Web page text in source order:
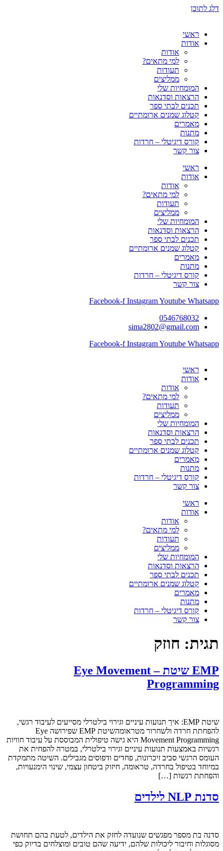
דלג לתוכן
ראשי
אודות
אודות
למי מתאים?
תעודות
ממליצים
המומחיות שלי
הרצאות וסדנאות
תכנים לבתי ספר
קטלוג שמנים ארומתיים
מאמרים
מתנות
קורס דיגיטלי – חרדות
צור קשר
ראשי
אודות
אודות
למי מתאים?
תעודות
ממליצים
המומחיות שלי
הרצאות וסדנאות
תכנים לבתי ספר
קטלוג שמנים ארומתיים
מאמרים
מתנות
קורס דיגיטלי – חרדות
צור קשר
Facebook-f InstagramYoutube Whatsapp
0546768032
sima2802@gmail.com
Facebook-f InstagramYoutube Whatsapp
ראשי
אודות
אודות
למי מתאים?
תעודות
ממליצים
המומחיות שלי
הרצאות וסדנאות
תכנים לבתי ספר
קטלוג שמנים ארומתיים
מאמרים
מתנות
קורס דיגיטלי – חרדות
צור קשר
ראשי
אודות
אודות
למי מתאים?
תעודות
ממליצים
המומחיות שלי
הרצאות וסדנאות
תכנים לבתי ספר
קטלוג שמנים ארומתיים
מאמרים
מתנות
קורס דיגיטלי – חרדות
צור קשר
תגית: חוזק
EMP שיטת – Eye Movement
Programming
שיטת EMP: איך תנועות עיניים וגירוי בילטרלי מסייעים לעיבוד רגשי,
להפחתת חרדה ולשחרור מטראומהשיטת EMP שפירושה Eye
Movement Programming היא גישה טיפולית המבוססת על עיבוד חוויות
רגשיות באמצעות תנועות עיניים וגירוי בילטרלי, במטרה להפחית את
העומס הרגשי סביב זיכרונות, פחדים ודפוסים מגבילים. השיטה מתמקדת
במיוחד בטיפול בחרדה, טראומה, חיזוק ביטחון עצמי, שינוי הימנעויות,
והפחתת רגשות […]
סדנת NLP לילדים
סדנה בת מספר מפגשים שנועדה לחזק את הילדים, לטעת בהם תחושת
מסוגלות וחיבור ליכולות שלהם, ידיעה שהם טובים ומוצלחים בדיוק כפי